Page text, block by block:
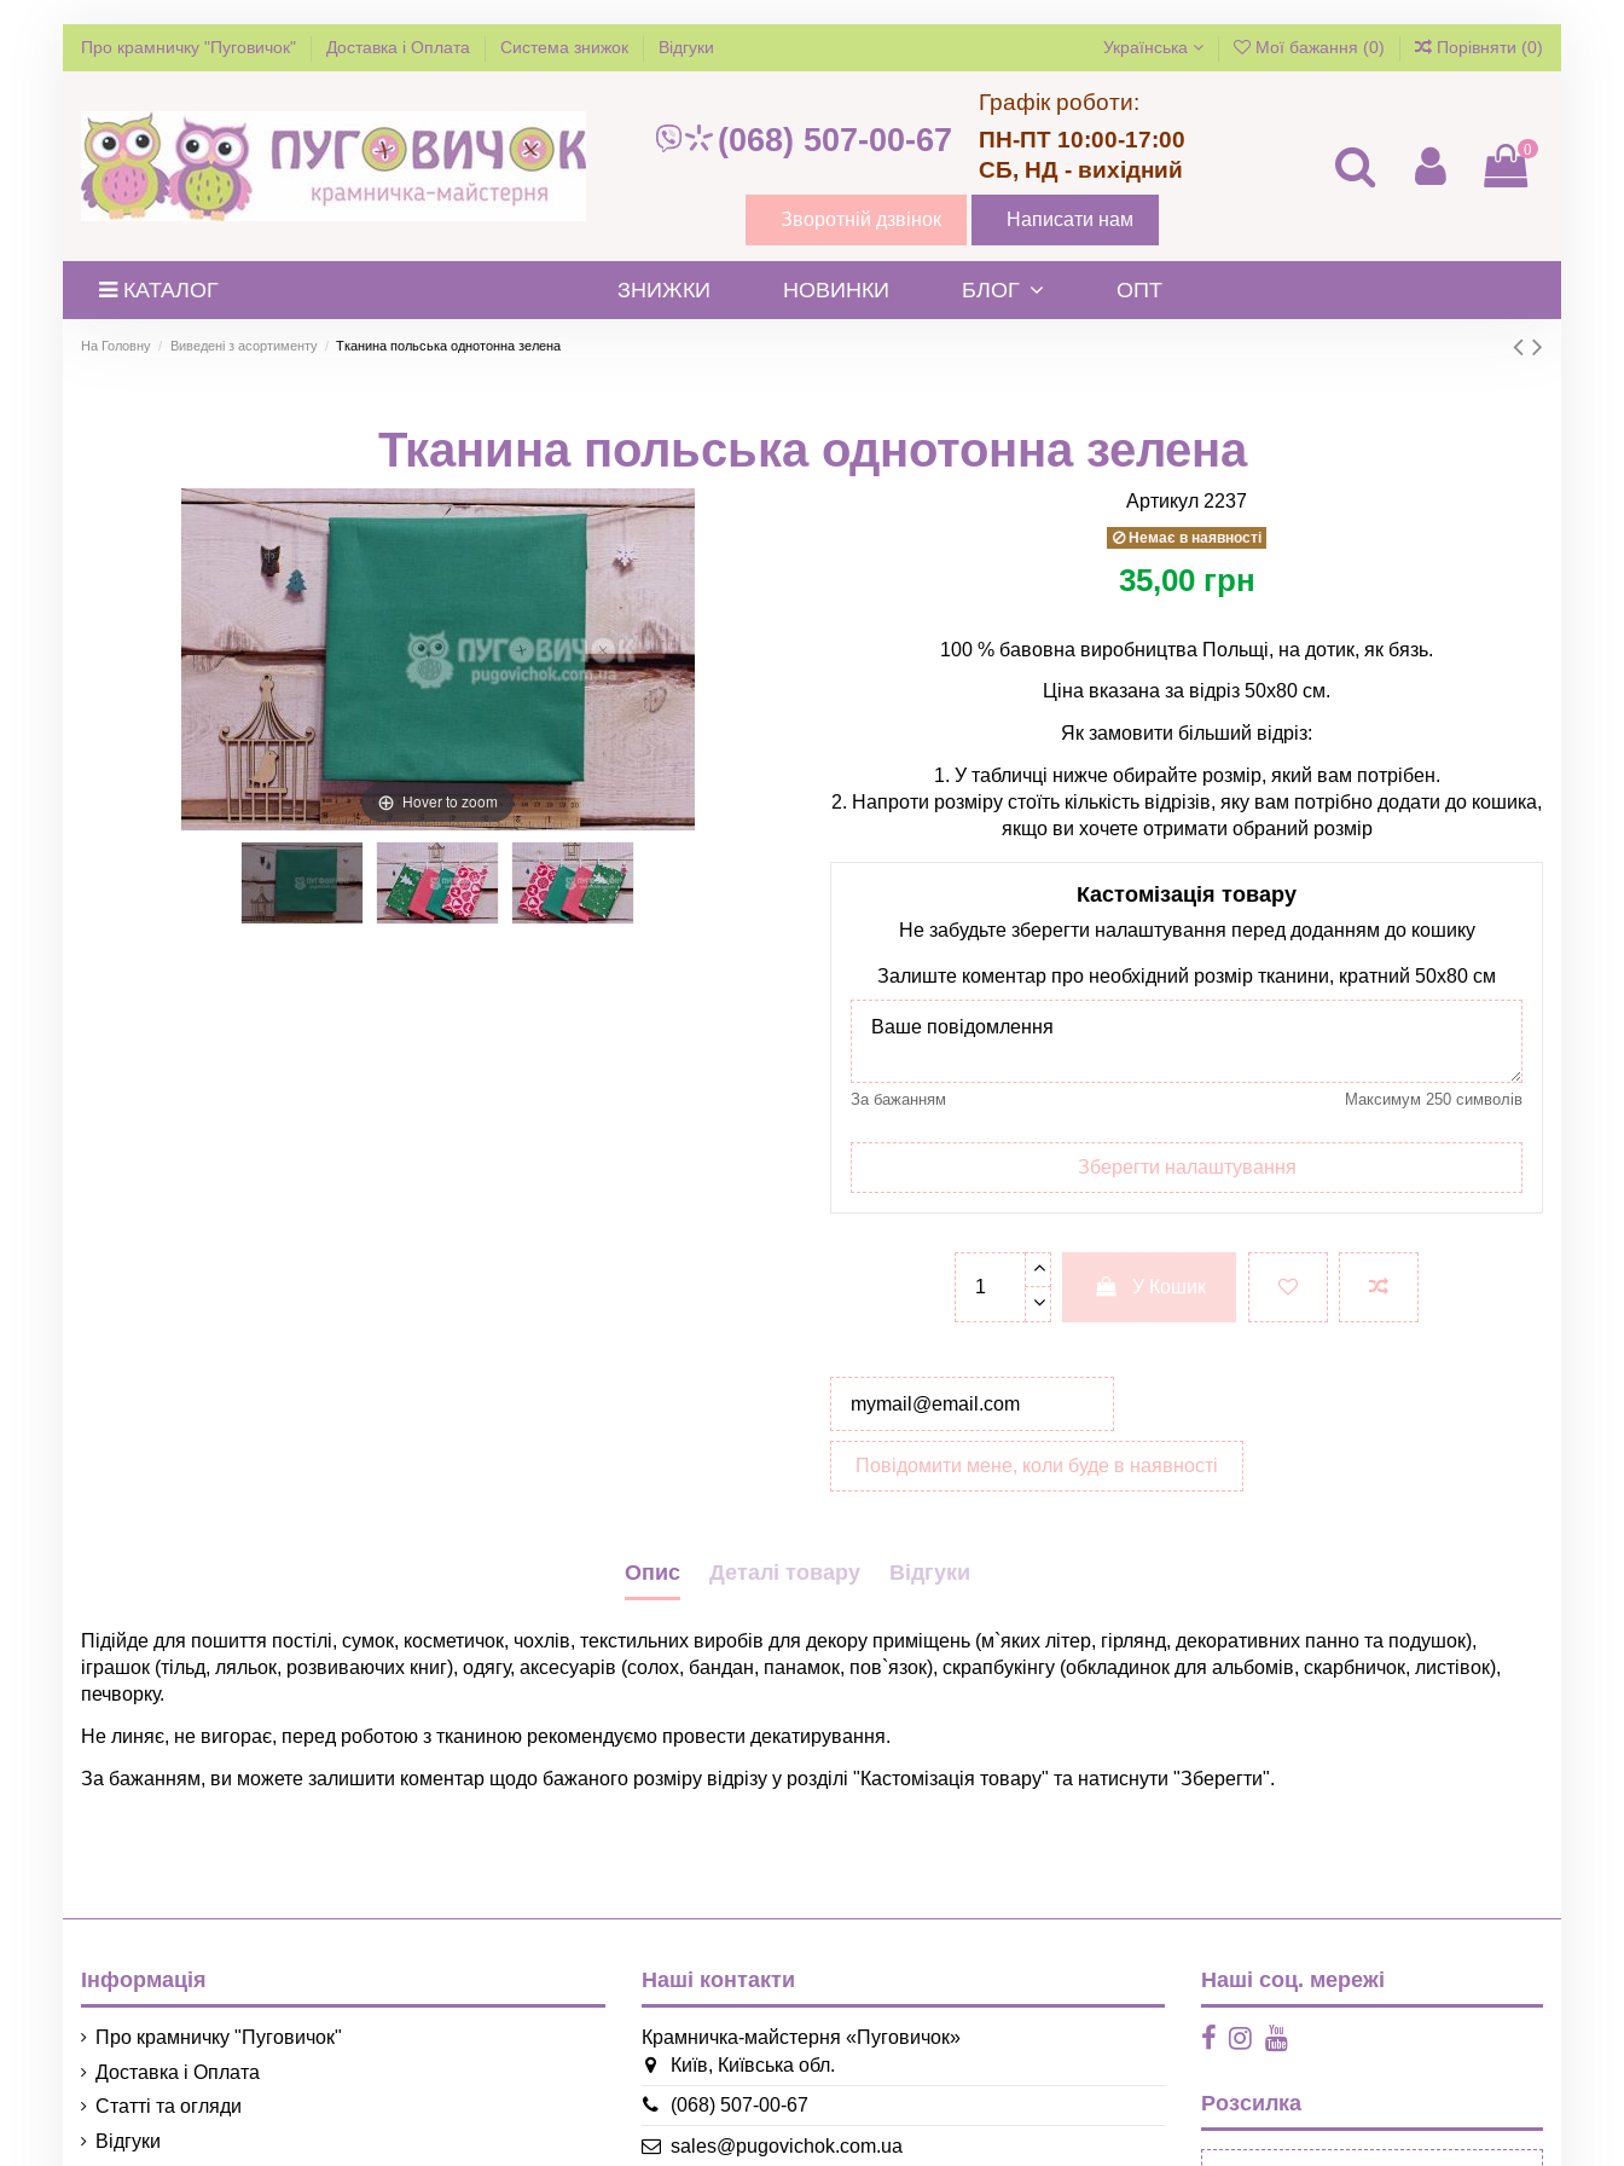
Про крамничку "Пуговичок" Доставка і Оплата Система знижок Відгуки Українська Мої бажання (0) Порівняти (0)
(068) 507-00-67
Графік роботи:
ПН-ПТ 10:00-17:00
СБ, НД - вихідний
Зворотній дзвінок Написати нам
0
КАТАЛОГ ЗНИЖКИ НОВИНКИ БЛОГ ОПТ
На Головну Виведені з асортименту Тканина польська однотонна зелена
Тканина польська однотонна зелена
Hover to zoom
Артикул 2237
Немає в наявності
35,00 грн
100 % бавовна виробництва Польщі, на дотик, як бязь.
Ціна вказана за відріз 50х80 см.
Як замовити більший відріз:
1. У табличці нижче обирайте розмір, який вам потрібен.
2. Напроти розміру стоїть кількість відрізів, яку вам потрібно додати до кошика,
якщо ви хочете отримати обраний розмір
Кастомізація товару
Не забудьте зберегти налаштування перед доданням до кошику
Залиште коментар про необхідний розмір тканини, кратний 50х80 см
За бажанням Максимум 250 символів
Зберегти налаштування
У Кошик
Повідомити мене, коли буде в наявності
Опис Деталі товару Відгуки
Підійде для пошиття постілі, сумок, косметичок, чохлів, текстильних виробів для декору приміщень (м`яких літер, гірлянд, декоративних панно та подушок),
іграшок (тільд, ляльок, розвиваючих книг), одягу, аксесуарів (солох, бандан, панамок, пов`язок), скрапбукінгу (обкладинок для альбомів, скарбничок, листівок),
печворку.
Не линяє, не вигорає, перед роботою з тканиною рекомендуємо провести декатирування.
За бажанням, ви можете залишити коментар щодо бажаного розміру відрізу у розділі "Кастомізація товару" та натиснути "Зберегти".
Матеріал Бязь
Інформація
Про крамничку "Пуговичок"
Доставка і Оплата
Статті та огляди
Відгуки
Наші контакти
Крамничка-майстерня «Пуговичок»
Київ, Київська обл.
(068) 507-00-67
sales@pugovichok.com.ua
Наші соц. мережі
Розсилка